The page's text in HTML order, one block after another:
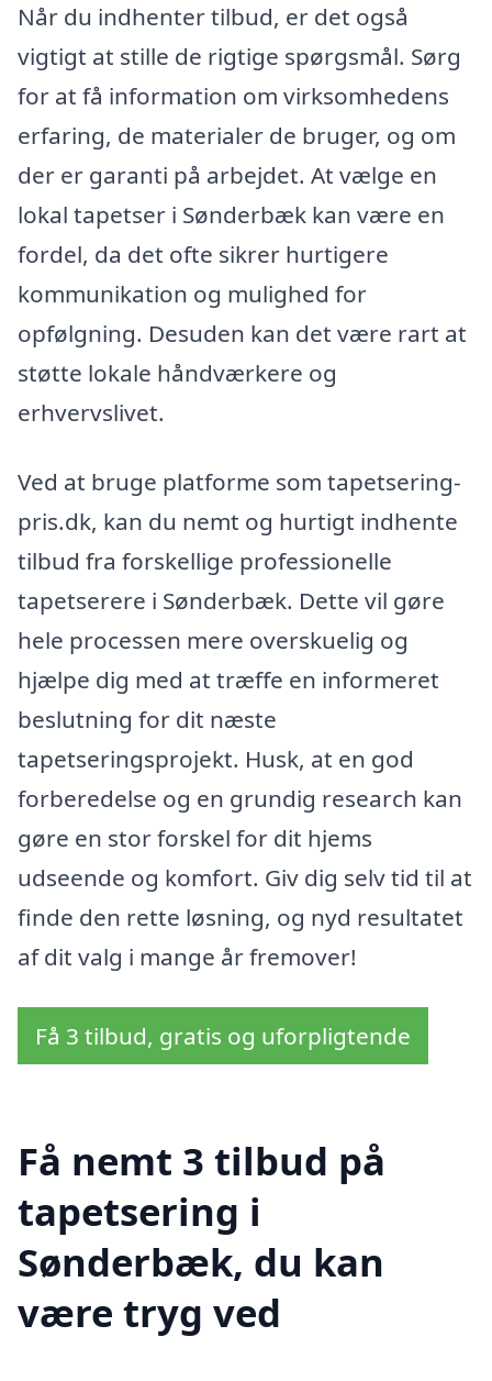
Når du indhenter tilbud, er det også
vigtigt at stille de rigtige spørgsmål. Sørg
for at få information om virksomhedens
erfaring, de materialer de bruger, og om
der er garanti på arbejdet. At vælge en
lokal tapetser i Sønderbæk kan være en
fordel, da det ofte sikrer hurtigere
kommunikation og mulighed for
opfølgning. Desuden kan det være rart at
støtte lokale håndværkere og
erhvervslivet.
Ved at bruge platforme som tapetsering-
pris.dk, kan du nemt og hurtigt indhente
tilbud fra forskellige professionelle
tapetserere i Sønderbæk. Dette vil gøre
hele processen mere overskuelig og
hjælpe dig med at træffe en informeret
beslutning for dit næste
tapetseringsprojekt. Husk, at en god
forberedelse og en grundig research kan
gøre en stor forskel for dit hjems
udseende og komfort. Giv dig selv tid til at
finde den rette løsning, og nyd resultatet
af dit valg i mange år fremover!
Få 3 tilbud, gratis og uforpligtende
Få nemt 3 tilbud på
tapetsering i
Sønderbæk, du kan
være tryg ved